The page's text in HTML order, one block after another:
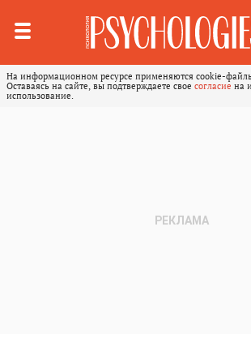
На информационном ресурсе применяются cookie-
Оставаясь на сайте, вы подтверждаете свое согласие на
использование.